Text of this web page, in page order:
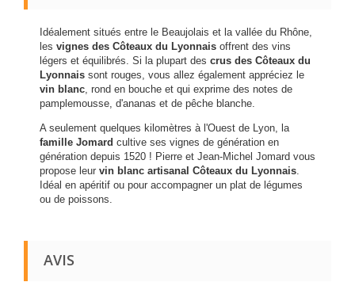
Idéalement situés entre le Beaujolais et la vallée du Rhône,
les vignes des Côteaux du Lyonnais offrent des vins
légers et équilibrés. Si la plupart des crus des Côteaux du
Lyonnais sont rouges, vous allez également appréciez le
vin blanc, rond en bouche et qui exprime des notes de
pamplemousse, d'ananas et de pêche blanche.
A seulement quelques kilomètres à l'Ouest de Lyon, la
famille Jomard cultive ses vignes de génération en
génération depuis 1520 ! Pierre et Jean-Michel Jomard vous
propose leur vin blanc artisanal Côteaux du Lyonnais.
Idéal en apéritif ou pour accompagner un plat de légumes
ou de poissons.
AVIS